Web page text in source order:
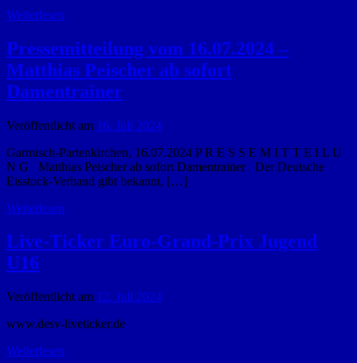
Weiterlesen
Pressemitteilung vom 16.07.2024 –
Matthias Peischer ab sofort
Damentrainer
Veröffentlicht am 16. Juli 2024
Garmisch-Partenkirchen, 16.07.2024 P R E S S E M I T T E I L U
N G Matthias Peischer ab sofort Damentrainer Der Deutsche
Eisstock-Verband gibt bekannt, […]
Weiterlesen
Live-Ticker Euro-Grand-Prix Jugend
U16
Veröffentlicht am 12. Juli 2024
www.desv-liveticker.de
Weiterlesen